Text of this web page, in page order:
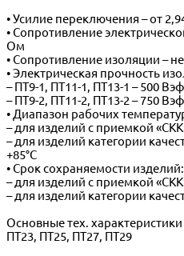
• Усилие переключения – от
• Сопротивление
Ом
• Сопротивление изоляции –
• Электрическая прочность
– ПТ9-1, ПТ11-1, ПТ13-1 – 500
– ПТ9-2, ПТ11-2, ПТ13-2 – 750
• Диапазон рабочих
– для изделий с приемкой
– для изделий категории
+85°С
• Срок сохраняемости изделий:
– для изделий с приемкой
– для изделий категории
Основные тех.
ПТ23, ПТ25, ПТ27, ПТ29